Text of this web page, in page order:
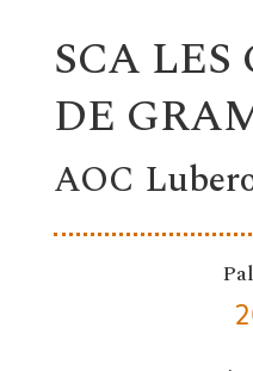
SCA
DE
AOC